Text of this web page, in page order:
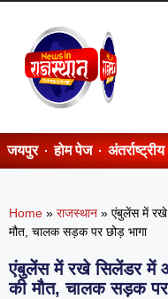
जयपुर होम पेज अंतर्राष्ट्रीय
Home » राजस्थान » एंबुलेंस में रखे
मौत, चालक सड़क पर छोड़ भागा
एंबुलेंस में रखे सिलेंडर में
की मौत, चालक सड़क पर